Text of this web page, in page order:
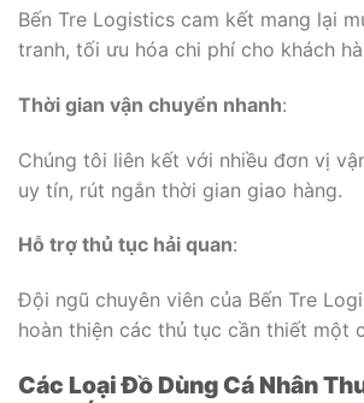
Bến Tre Logistics cam kết mang lại
tranh, tối ưu hóa chi phí cho khách
Thời gian vận chuyển nhanh:
Chúng tôi liên kết với nhiều đơn vị
uy tín, rút ngắn thời gian giao hàng.
Hỗ trợ thủ tục hải quan:
Đội ngũ chuyên viên của Bến Tre
hoàn thiện các thủ tục cần thiết một
Các Loại Đồ Dùng Cá Nhân